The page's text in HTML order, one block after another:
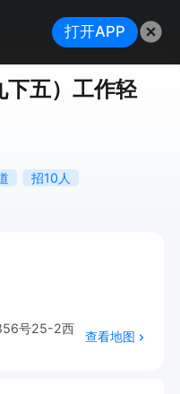
下五）工作轻
招10人
号25-2西
查看地图
打开APP